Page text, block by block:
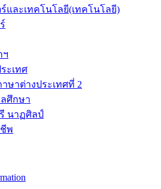
และเทคโนโลยี(เทคโนโลยี)
ฯ
ะเทศ
ษาต่างประเทศที่ 2
ศึกษา
นาฏศิลป์
พ